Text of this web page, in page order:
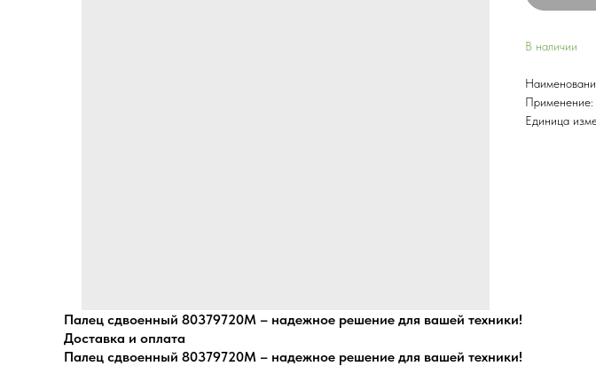
В наличии
Единица
Палец сдвоенный 80379720M – надежное решение для вашей техники!
Доставка и оплата
Палец сдвоенный 80379720M – надежное решение для вашей техники!